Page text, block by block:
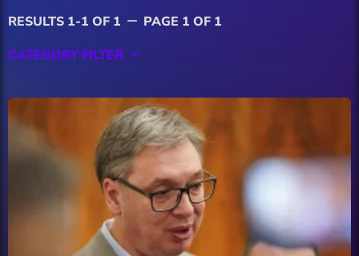
RESULTS 1-1 OF 1 remove PAGE 1 OF 1
CATEGORY FILTER keyboard_arrow_down